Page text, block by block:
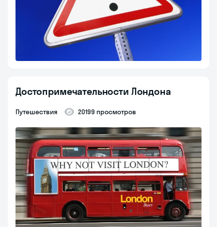
Достопримечательности Лондона
Путешествия 20199 просмотров